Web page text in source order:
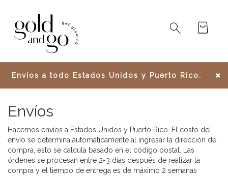
Search
×
Envíos a todo Estados Unidos y Puerto Rico.
Envíos
Hacemos envíos a Estados Unidos y Puerto Rico. El costo del
envío se determina automáticamente al ingresar la dirección de
compra, esto se calcula basado en el código postal. Las
órdenes se procesan entre 2-3 días después de realizar la
compra y el tiempo de entrega es de máximo 2 semanas